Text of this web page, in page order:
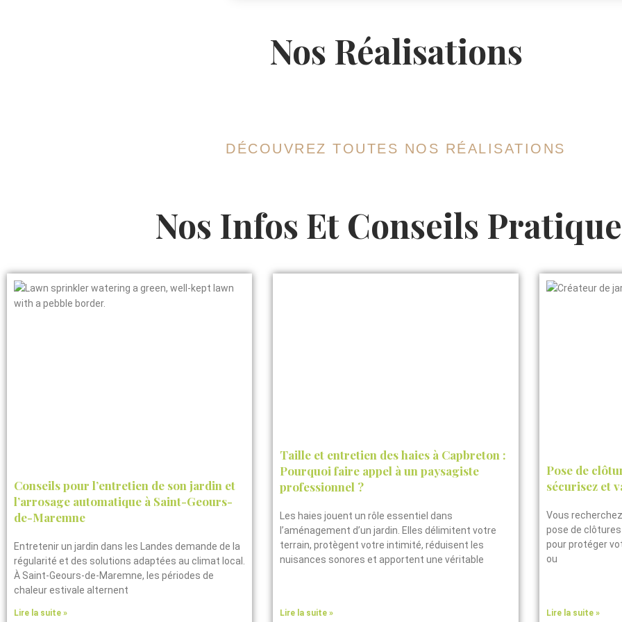
Nos Réalisations
DÉCOUVREZ TOUTES NOS RÉALISATIONS
Nos Infos Et Conseils
Conseils pour l’entretien de son jardin et
l’arrosage automatique à Saint-Geours-
de-Maremne
Entretenir un jardin dans les Landes demande de la
régularité et des solutions adaptées au climat local.
À Saint-Geours-de-Maremne, les périodes de
chaleur estivale alternent
Lire la suite »
Taille et entretien des haies à Capbreton :
Pourquoi faire appel à un paysagiste
professionnel ?
Les haies jouent un rôle essentiel dans
l’aménagement d’un jardin. Elles délimitent votre
terrain, protègent votre intimité, réduisent les
nuisances sonores et apportent une véritable
Lire la suite »
Pose de
sécurisez et
Vous
pose de
pour protéger
ou
Lire la suite »